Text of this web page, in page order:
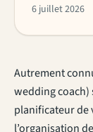
Autrement
wedding
planificateur de
l’organisation
6 juillet 2026